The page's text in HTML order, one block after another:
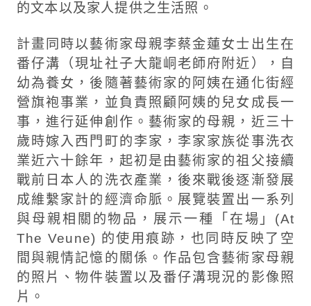
的文本以及家人提供之生活照。
計畫同時以藝術家母親李蔡金蓮女士出生在
番仔溝（現址社子大龍峒老師府附近），自
幼為養女，後隨著藝術家的阿姨在通化街經
營旗袍事業，並負責照顧阿姨的兒女成長一
事，進行延伸創作。藝術家的母親，近三十
歲時嫁入西門町的李家，李家家族從事洗衣
業近六十餘年，起初是由藝術家的祖父接續
戰前日本人的洗衣產業，後來戰後逐漸發展
成維繫家計的經濟命脈。展覽裝置出一系列
與母親相關的物品，展示一種「在場」(At
The Veune) 的使用痕跡，也同時反映了空
間與親情記憶的關係。作品包含藝術家母親
的照片、物件裝置以及番仔溝現況的影像照
片。